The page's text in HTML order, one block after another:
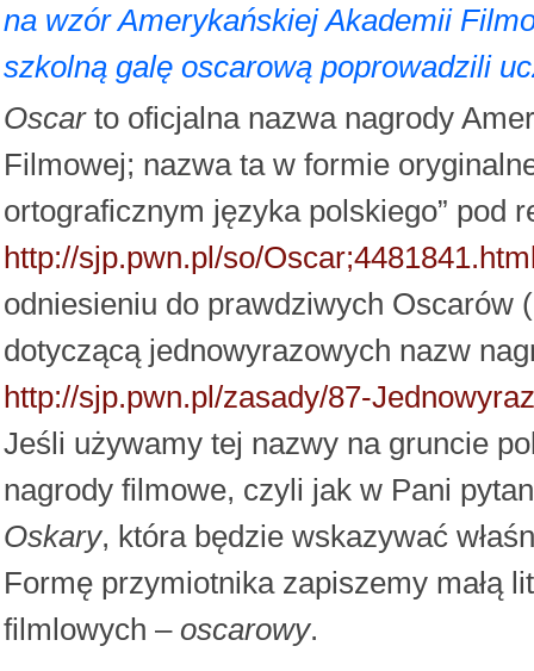
na wzór Amerykańskiej Akademii
szkolną galę oscarową poprowadzili
Oscarto oficjalna nazwa nagrody
Filmowej; nazwa ta w formie
ortograficznym języka polskiego” pod
http://sjp.pwn.pl/so/
odniesieniu do prawdziwych Oscarów
dotyczącą jednowyrazowych nazw
http://sjp.pwn.pl/zasady/87-
Jeśli używamy tej nazwy na gruncie
nagrody filmowe, czyli jak w Pani
Oskary, która będzie wskazywać
Formę przymiotnika zapiszemy małą
filmlowych – oscarowy.